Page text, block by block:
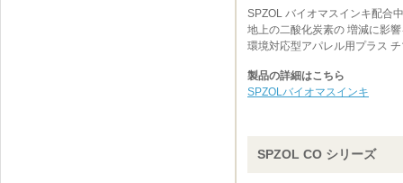
SPZOL バイオマスインキ配合
地上の二酸化炭素の 増減に影
環境対応型アパレル用プラス
製品の詳細はこちら
SPZOLバイオマスインキ
SPZOL CO シリーズ